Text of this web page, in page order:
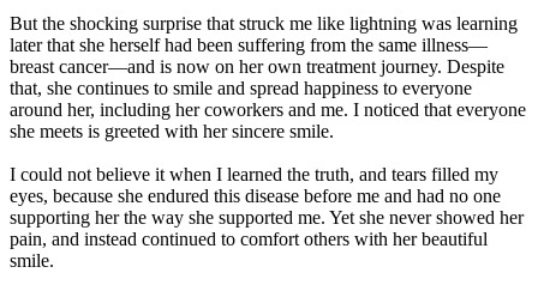
But the shocking surprise that struck me like lightning was learning
later that she herself had been suffering from the same illness—
breast cancer—and is now on her own treatment journey. Despite
that, she continues to smile and spread happiness to everyone
around her, including her coworkers and me. I noticed that everyone
she meets is greeted with her sincere smile.
I could not believe it when I learned the truth, and tears filled my
eyes, because she endured this disease before me and had no one
supporting her the way she supported me. Yet she never showed her
pain, and instead continued to comfort others with her beautiful
smile.